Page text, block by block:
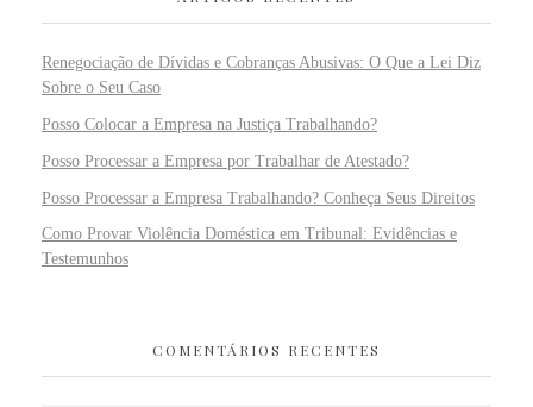
Renegociação de Dívidas e Cobranças Abusivas: O Que a Lei Diz
Sobre o Seu Caso
Posso Colocar a Empresa na Justiça Trabalhando?
Posso Processar a Empresa por Trabalhar de Atestado?
Posso Processar a Empresa Trabalhando? Conheça Seus Direitos
Como Provar Violência Doméstica em Tribunal: Evidências e
Testemunhos
COMENTÁRIOS RECENTES